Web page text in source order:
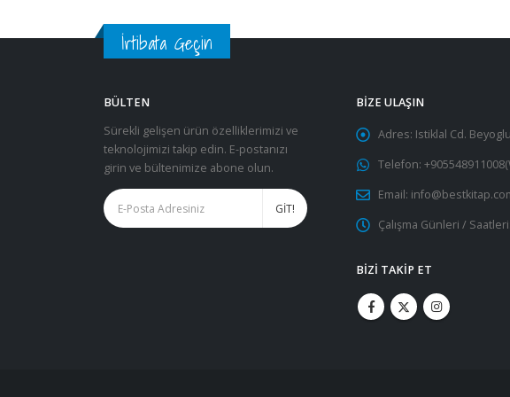
İrtibata Geçin
BÜLTEN
Sürekli gelişen ürün özelliklerimizi ve
teknolojimizi takip edin. E-postanızı
girin ve bültenimize abone olun.
BIZE ULAŞIN
Adres: Istiklal Cd.
Telefon:
Email:
Çalışma Günleri / Saatleri:
BIZI TAKIP ET